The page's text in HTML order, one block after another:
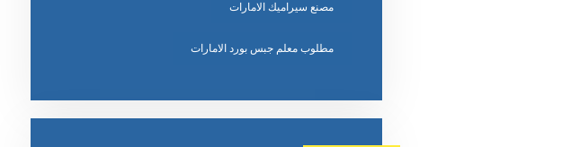
مصنع سيراميك الامارات
مطلوب معلم جبس بورد الامارات